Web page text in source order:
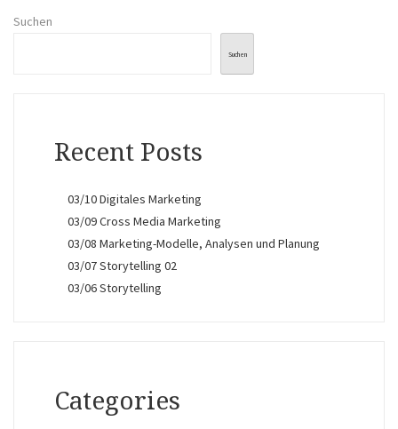
Suchen
Suchen
Recent Posts
03/10 Digitales Marketing
03/09 Cross Media Marketing
03/08 Marketing-Modelle, Analysen und Planung
03/07 Storytelling 02
03/06 Storytelling
Categories